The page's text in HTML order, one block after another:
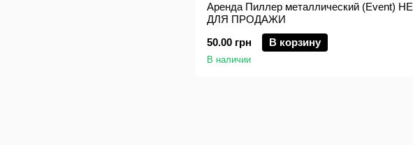
Аренда Пиллер металлический (Event) НЕ
ДЛЯ ПРОДАЖИ
50.00 грн
В корзину
В наличии